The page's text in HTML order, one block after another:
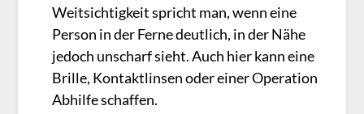
Weitsichtigkeit spricht man, wenn eine
Person in der Ferne deutlich, in der Nähe
jedoch unscharf sieht. Auch hier kann eine
Brille, Kontaktlinsen oder einer Operation
Abhilfe schaffen.